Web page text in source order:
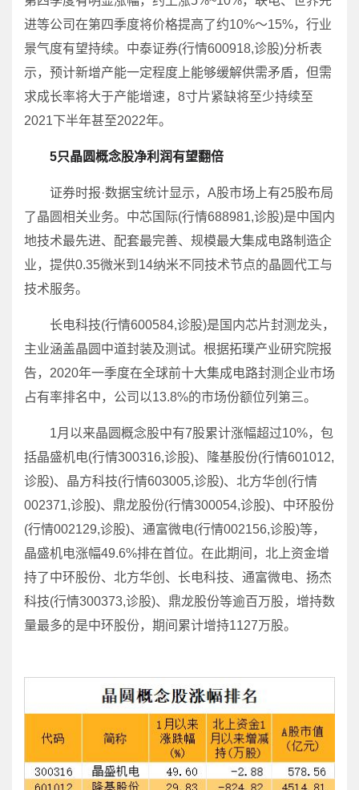
进等公司在第四季度将价格提高了约10%～15%，行业
景气度有望持续。中泰证券(行情600918,诊股)分析表
示，预计新增产能一定程度上能够缓解供需矛盾，但需
求成长率将大于产能增速，8寸片紧缺将至少持续至
2021下半年甚至2022年。
5只晶圆概念股净利润有望翻倍
证券时报·数据宝统计显示，A股市场上有25股布局
了晶圆相关业务。中芯国际(行情688981,诊股)是中国内
地技术最先进、配套最完善、规模最大集成电路制造企
业，提供0.35微米到14纳米不同技术节点的晶圆代工与
技术服务。
长电科技(行情600584,诊股)是国内芯片封测龙头，
主业涵盖晶圆中道封装及测试。根据拓璞产业研究院报
告，2020年一季度在全球前十大集成电路封测企业市场
占有率排名中，公司以13.8%的市场份额位列第三。
1月以来晶圆概念股中有7股累计涨幅超过10%，包
括晶盛机电(行情300316,诊股)、隆基股份(行情601012,
诊股)、晶方科技(行情603005,诊股)、北方华创(行情
002371,诊股)、鼎龙股份(行情300054,诊股)、中环股份
(行情002129,诊股)、通富微电(行情002156,诊股)等，
晶盛机电涨幅49.6%排在首位。在此期间，北上资金增
持了中环股份、北方华创、长电科技、通富微电、扬杰
科技(行情300373,诊股)、鼎龙股份等逾百万股，增持数
量最多的是中环股份，期间累计增持1127万股。